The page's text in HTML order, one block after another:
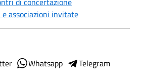
associazioni invitate
Whatsapp
Telegram